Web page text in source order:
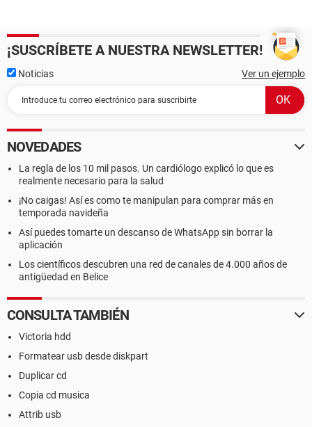
¡SUSCRÍBETE A NUESTRA NEWSLETTER!
Noticias Ver un ejemplo
NOVEDADES
La regla de los 10 mil pasos. Un cardiólogo explicó lo que es
realmente necesario para la salud
¡No caigas! Así es como te manipulan para comprar más en
temporada navideña
Así puedes tomarte un descanso de WhatsApp sin borrar la
aplicación
Los científicos descubren una red de canales de 4.000 años de
antigüedad en Belice
CONSULTA TAMBIÉN
Victoria hdd
Formatear usb desde diskpart
Duplicar cd
Copia cd musica
Attrib usb